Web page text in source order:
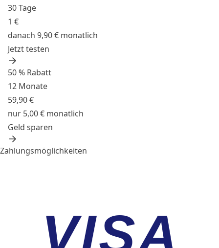
30 Tage
1 €
danach 9,90 € monatlich
Jetzt testen
50 % Rabatt
12 Monate
59,90 €
nur 5,00 € monatlich
Geld sparen
Zahlungsmöglichkeiten
VISA